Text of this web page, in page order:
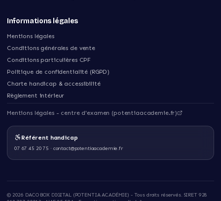
Informations légales
Mentions légales
Conditions générales de vente
Conditions particulières CPF
Politique de confidentialité (RGPD)
Charte handicap & accessibilité
Règlement intérieur
Mentions légales - centre d'examen (potentiaacademie.fr)
Référent handicap
07 67 45 20 75 · contact@potentiaacademie.fr
© 2026 DACO BOX DIGITAL (POTENTIA ACADÉMIE) - Tous droits réservés. SIRET 928